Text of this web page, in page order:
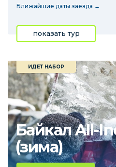
Ближайшие даты заезда →
показать тур
Байкал All-
(зима)
ИДЕТ НАБОР